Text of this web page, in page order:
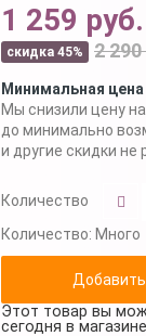
1 259 руб.
скидка 45% 2
Минимальная цена
Мы снизили цену
до минимально
и другие скидки не
Количество
Количество: Много
Этот товар вы
сегодня в